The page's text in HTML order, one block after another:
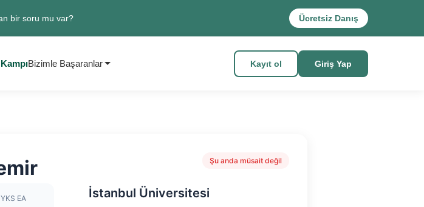
bir soru mu var? Ücretsiz Danış
Bizimle Başaranlar Kayıt ol Giriş Yap
Şu anda müsait değil
YKS EA İstanbul Üniversitesi